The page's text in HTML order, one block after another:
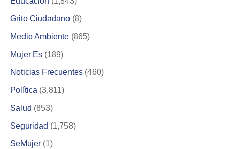
Grito Ciudadano (8)
Medio Ambiente (865)
Mujer Es (189)
Noticias Frecuentes (460)
Política (3,811)
Salud (853)
Seguridad (1,758)
SeMujer (1)